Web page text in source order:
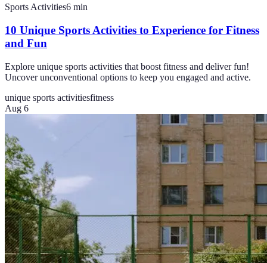
Sports Activities6 min
10 Unique Sports Activities to Experience for Fitness
and Fun
Explore unique sports activities that boost fitness and deliver fun!
Uncover unconventional options to keep you engaged and active.
unique sports activitiesfitness
Aug 6